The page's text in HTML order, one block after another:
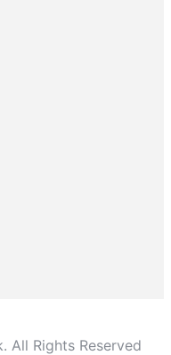
All Rights Reserved